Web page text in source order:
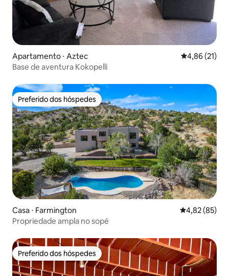
Apartamento ⋅ Aztec 4,86 de uma
4,86 (21)
Base de aventura Kokopelli
Preferido dos hóspedes
Preferido dos hóspedes
Casa ⋅ Farmington 4,82 de uma
4,82 (85)
Propriedade ampla no sopé
Preferido dos hóspedes
Preferido dos hóspedes